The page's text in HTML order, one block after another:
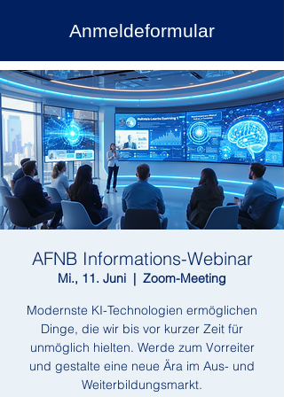
Anmeldeformular
AFNB Informations-Webinar
Mi., 11. Juni
  |
Zoom-Meeting
Modernste KI-Technologien ermöglichen
Dinge, die wir bis vor kurzer Zeit für
unmöglich hielten. Werde zum Vorreiter
und gestalte eine neue Ära im Aus- und
Weiterbildungsmarkt.